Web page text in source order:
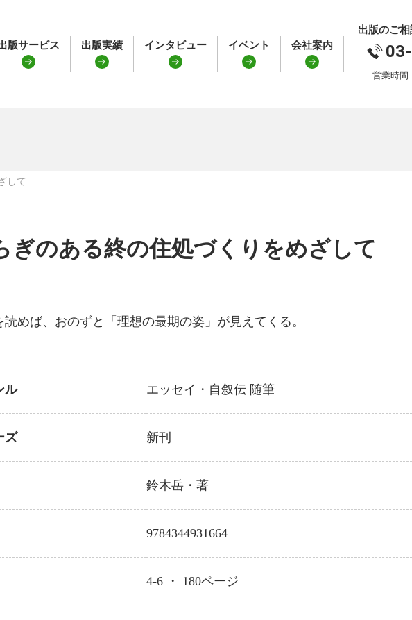
版サービス 出版実績 インタビュー イベント 会社案内
出版のご
営業時間
して
ぎのある終の住処づくりをめざして
読めば、おのずと「理想の最期の姿」が見えてくる。
ル エッセイ・自叙伝 随筆
ズ 新刊
鈴木岳 ・著
9784344931664
4-6 ・ 180ページ